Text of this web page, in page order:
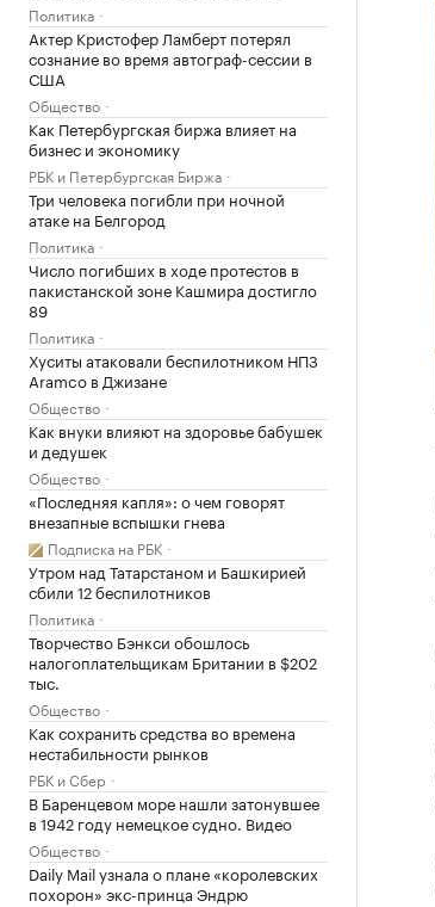
Политика
Актер Кристофер Ламберт потерял
сознание во время автограф-сессии в
США
Общество
Как Петербургская биржа влияет на
бизнес и экономику
РБК и Петербургская Биржа
Три человека погибли при ночной
атаке на Белгород
Политика
Число погибших в ходе протестов в
пакистанской зоне Кашмира достигло
89
Политика
Хуситы атаковали беспилотником НПЗ
Aramco в Джизане
Общество
Как внуки влияют на здоровье бабушек
и дедушек
Общество
«Последняя капля»: о чем говорят
внезапные вспышки гнева
Подписка на РБК
Утром над Татарстаном и Башкирией
сбили 12 беспилотников
Политика
Творчество Бэнкси обошлось
налогоплательщикам Британии в $202
тыс.
Общество
Как сохранить средства во времена
нестабильности рынков
РБК и Сбер
В Баренцевом море нашли затонувшее
в 1942 году немецкое судно. Видео
Общество
Daily Mail узнала о плане «королевских
похорон» экс-принца Эндрю